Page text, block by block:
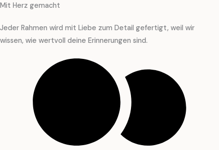
Mit Herz gemacht
Jeder Rahmen wird mit Liebe zum Detail gefertigt, weil wir
wissen, wie wertvoll deine Erinnerungen sind.